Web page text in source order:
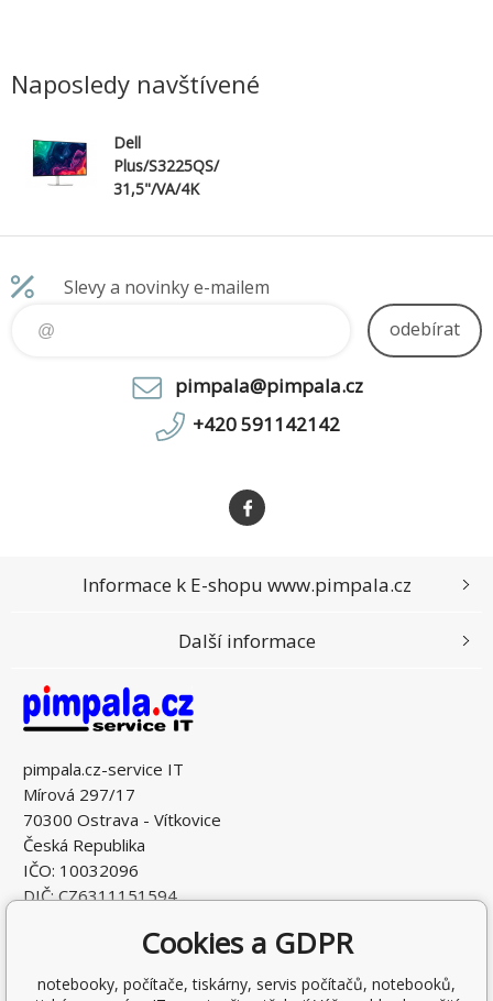
A
Integrovaná AMD Radeon 740M Graphics
* Připojen
Naposledy navštívené
Dell
Plus/S3225QS/
31,5"/VA/4K
ms/White/3R
Slevy a novinky e-mailem
odebírat
pimpala@pimpala.cz
+420 591142142
pimpala.cz-service IT
Mírová 297/17
70300 Ostrava - Vítkovice
Česká Republika
IČO: 10032096
DIČ: CZ6311151594
Informace k E-shopu www.pimpala.cz
Další informace
Cookies a GDPR
notebooky, počítače, tiskárny, servis počítačů, notebooků,